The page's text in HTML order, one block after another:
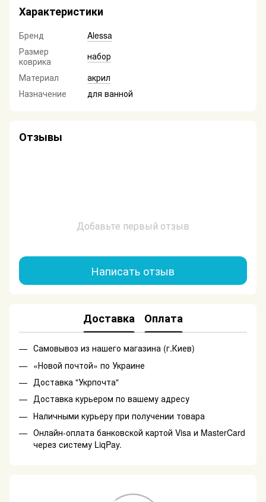
Характеристики
Бренд
Alessa
Размер
коврика
набор
Материал
акрил
Назначение
для ванной
Отзывы
Добавьте первый отзыв
Написать отзыв
Доставка Оплата
Самовывоз из нашего магазина (г.Киев)
«Новой почтой» по Украине
Доставка "Укрпочта"
Доставка курьером по вашему адресу
Наличными курьеру при получении товара
Онлайн-оплата банковской картой Visa и MasterCard
через систему LiqPay.